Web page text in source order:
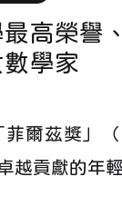
高榮譽
學家
菲爾茲獎」
越貢獻的年